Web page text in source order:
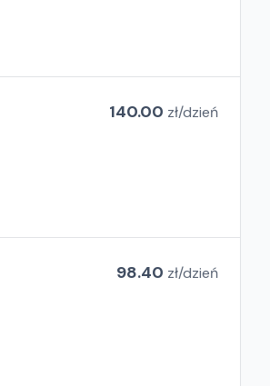
140.00 zł/dzień
98.40 zł/dzień